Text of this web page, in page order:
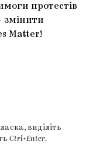
протестів
змінити
Matter!
виділіть
Ctrl+Enter.